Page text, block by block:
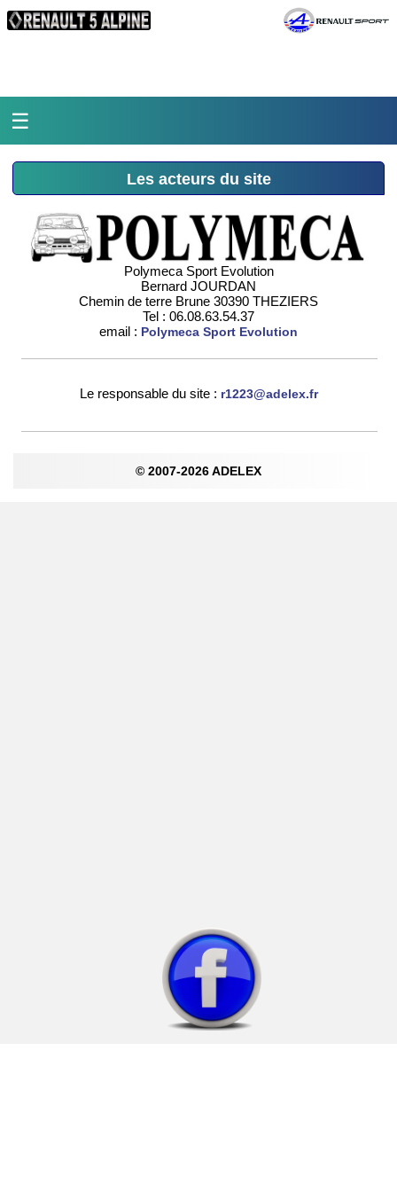
☰
Accueil
La médiathèque
Pièces Polymeca
Les acteurs du site
Polymeca Sport Evolution
Bernard JOURDAN
Chemin de terre Brune 30390 THEZIERS
Tel : 06.08.63.54.37
email : Polymeca Sport Evolution
Le responsable du site : r1223@adelex.fr
© 2007-2026 ADELEX